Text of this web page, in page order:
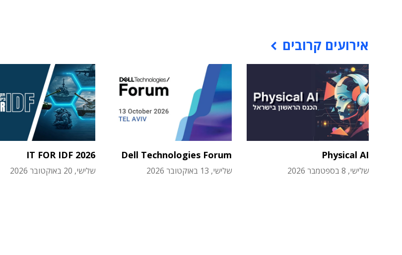
אירועים קרובים
Physical AI
שלישי, 8 בספטמבר 2026
Dell Technologies Forum
שלישי, 13 באוקטובר 2026
IT FOR IDF 2026
שלישי, 20 באוקטובר 2026